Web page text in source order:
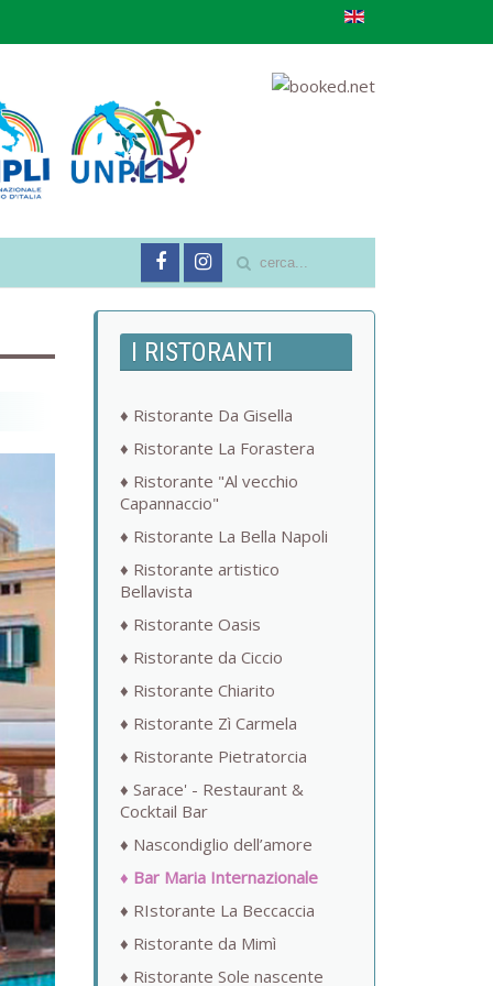
I RISTORANTI
Ristorante Da Gisella
Ristorante La Forastera
Ristorante "Al vecchio
Capannaccio"
Ristorante La Bella Napoli
Ristorante artistico
Bellavista
Ristorante Oasis
Ristorante da Ciccio
Ristorante Chiarito
Ristorante Zì Carmela
Ristorante Pietratorcia
Sarace' - Restaurant &
Cocktail Bar
Nascondiglio dell’amore
Bar Maria Internazionale
RIstorante La Beccaccia
Ristorante da Mimì
Ristorante Sole nascente